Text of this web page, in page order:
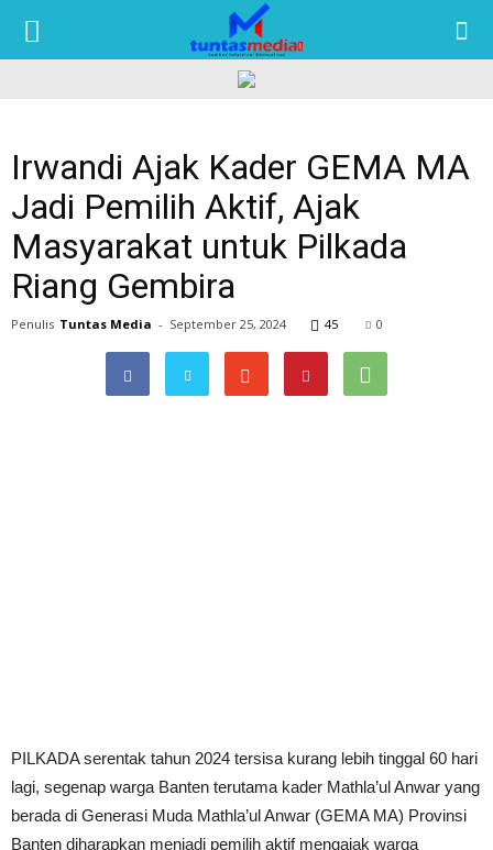
Irwandi Ajak Kader GEMA MA
Jadi Pemilih Aktif, Ajak
Masyarakat untuk Pilkada
Riang Gembira
Penulis Tuntas Media - September 25, 2024 45 0
PILKADA serentak tahun 2024 tersisa kurang lebih tinggal 60 hari
lagi, segenap warga Banten terutama kader Mathla’ul Anwar yang
berada di Generasi Muda Mathla’ul Anwar (GEMA MA) Provinsi
Banten diharapkan menjadi pemilih aktif mengajak warga